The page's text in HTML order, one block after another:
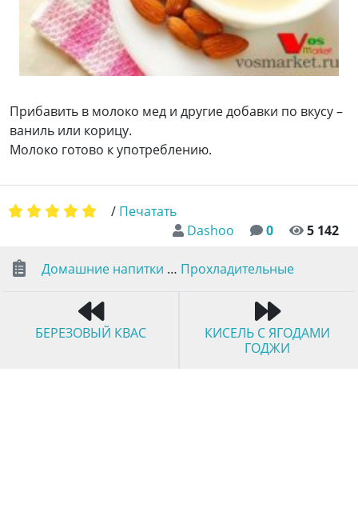
Прибавить в молоко мед и другие добавки по вкусу –
ваниль или корицу.
Молоко готово к употреблению.
Dashoo 0 5 142
/ Печатать
Домашние напитки … Прохладительные
БЕРЕЗОВЫЙ КВАС
КИСЕЛЬ С ЯГОДАМИ
ГОДЖИ